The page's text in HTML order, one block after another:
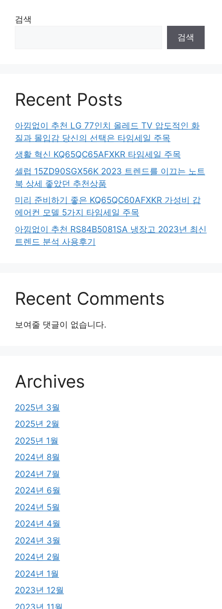
검색
검색
Recent Posts
아낌없이 추천 LG 77인치 올레드 TV 압도적인 화
질과 몰입감 당신의 선택은 타임세일 주목
생활 혁신 KQ65QC65AFXKR 타임세일 주목
셀럽 15ZD90SGX56K 2023 트렌드를 이끄는 노트
북 상세 좋았던 추천상품
미리 준비하기 좋은 KQ65QC60AFXKR 가성비 갑
에어컨 모델 5가지 타임세일 주목
아낌없이 추천 RS84B5081SA 냉장고 2023년 최신
트렌드 분석 사용후기
Recent Comments
보여줄 댓글이 없습니다.
Archives
2025년 3월
2025년 2월
2025년 1월
2024년 8월
2024년 7월
2024년 6월
2024년 5월
2024년 4월
2024년 3월
2024년 2월
2024년 1월
2023년 12월
2023년 11월